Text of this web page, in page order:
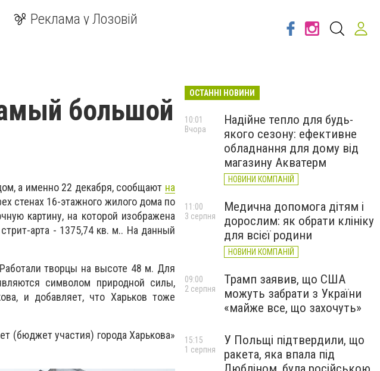
Реклама у Лозовій
большой
а именно 22 декабря, сообщают на
стенах 16-этажного жилого дома по
картину, на которой изображена
арта - 1375,74 кв. м.. На данный
творцы на высоте 48 м. Для
символом природной силы,
и добавляет, что Харьков тоже
(бюджет участия) города Харькова»
ОСТАННІ НОВИНИ
Надійне тепло для будь-
якого сезону: ефективне
обладнання для дому від
магазину Акватерм
НОВИНИ КОМПАНІЙ
10:01
Вчора
Медична допомога дітям і
дорослим: як обрати клініку
для всієї родини
НОВИНИ КОМПАНІЙ
11:00
3 серпня
Трамп заявив, що США
можуть забрати з України
«майже все, що захочуть»
09:00
2 серпня
У Польщі підтвердили, що
ракета, яка впала під
15:15
1 серпня